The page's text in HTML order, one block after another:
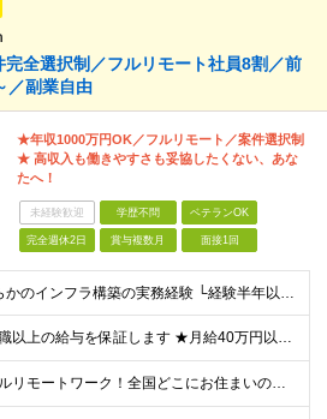
全選択制／フルリモート社員8割／前
／副業自由
★年収1000万円OK／フルリモート／案件選択制
★ 高収入も働きやすさも妥協したくない、あな
たへ！
未経験歓迎 学歴不問 ベテランOK
完全週休2日 賞与複数月 面接1回
■何らかのインフラ構築の実務経験 └経験半年以上の方を想定しています！(フェーズ不問) ■学歴不問・第2新卒歓迎・ブランクOK ■20代～50代まで幅広く活躍中 経験よりも“主体性があるかどうか”を
★前職以上の給与を保証します ★月給40万円以上＋インセンティブあり 月給40万円以上＋インセンティブ＋各種手当 ※上記には固定残業代（月30時間・44,400円～）を含みます ※超過分は別途支給し
＼フルリモートワーク！全国どこにお住まいの方も大歓迎／ 現在、10名中8名がフルリモートで活躍中！ フルリモート・ハイブリット案件を数多く保有しているため、 住む場所は全国どこでもOKです◎ ＼フ